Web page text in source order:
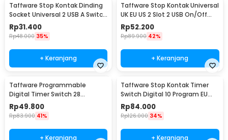
Taffware Stop Kontak Dinding
Socket Universal 2 USB A Switch
250V - LC-19
Rp31.400
Rp48.000 35%
+ Keranjang
Taffware Stop Kontak Universal
UK EU US 2 Slot 2 USB On/Off
Switch - LC-86
Rp52.200
Rp89.900 42%
+ Keranjang
Taffware Programmable
Digital Timer Switch 28
Program 220V/25A(16A) -
THC30A
Rp49.800
Rp83.900 41%
+ Keranjang
Taffware Stop Kontak Timer
Switch Digital 10 Program EU
Plug 16A 230V - KWE-TM02-EU
Rp84.000
Rp126.000 34%
+ Keranjang